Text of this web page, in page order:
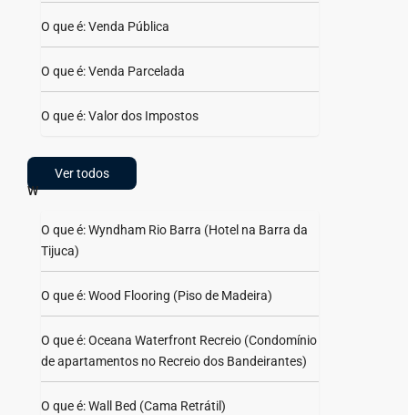
O que é: Venda Pública
O que é: Venda Parcelada
O que é: Valor dos Impostos
Ver todos
W
O que é: Wyndham Rio Barra (Hotel na Barra da
Tijuca)
O que é: Wood Flooring (Piso de Madeira)
O que é: Oceana Waterfront Recreio (Condomínio
de apartamentos no Recreio dos Bandeirantes)
O que é: Wall Bed (Cama Retrátil)